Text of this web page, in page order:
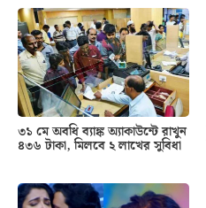
৩১ মে অবধি ব্যাঙ্ক অ্যাকাউন্টে রাখুন
৪৩৬ টাকা, মিলবে ২ লাখের সুবিধা